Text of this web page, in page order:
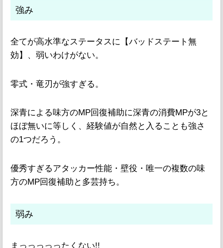
強み
全てが高水準なステータスに【バッドステート無
効】、弱いわけがない。
零式・竜刃が強すぎる。
深青による味方のMP回復補助に深青の消費MPが3と
ほぼ無いに等しく、経験値が自然と入ることも強さ
の1つだろう。
優秀すぎるアタッカー性能・壁役・唯一の複数の味
方のMP回復補助と多芸持ち。
弱み
まっっっっったくない!!